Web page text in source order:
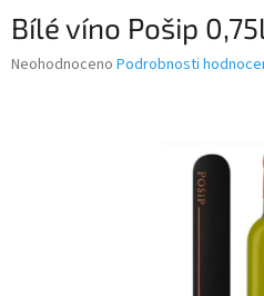
Bílé víno Pošip
Průměrné
Neohodnoceno Podrobnosti